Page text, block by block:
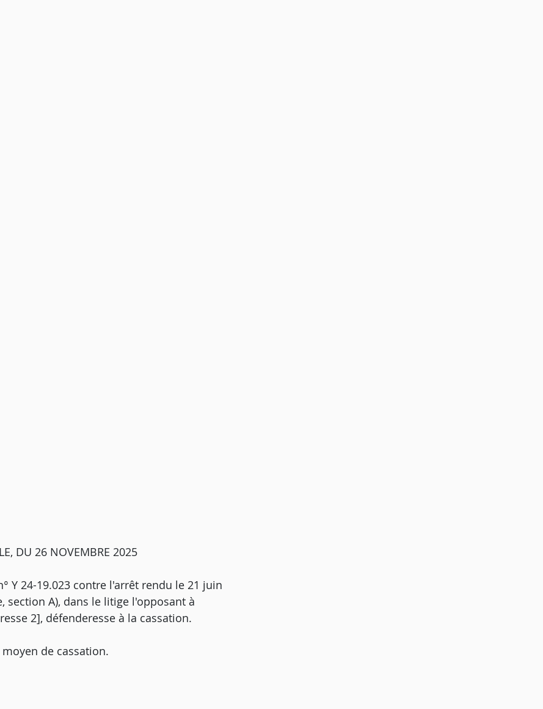
DU 26 NOVEMBRE 2025
Y 24-19.023 contre l'arrêt rendu le 21 juin
section A), dans le litige l'opposant à
2], défenderesse à la cassation.
de cassation.